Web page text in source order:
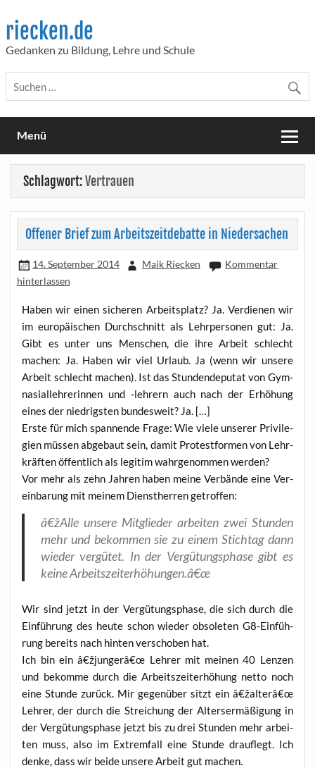
content
riecken.de
Gedanken zu Bildung, Lehre und Schule
Menü
Schlagwort:Vertrauen
Offener Brief zum Arbeitszeitdebatte in Niedersachen
14. September 2014 Maik Riecken
Kommentar
hinterlassen
Haben wir einen siche­ren Arbeits­platz? Ja. Ver­die­nen wir
im euro­päi­schen Durch­schnitt als Lehr­per­so­nen gut: Ja.
Gibt es unter uns Men­schen, die ihre Arbeit schlecht
machen: Ja. Haben wir viel Urlaub. Ja (wenn wir unse­re
Arbeit schlecht machen). Ist das Stun­den­de­pu­tat von Gym­
na­si­al­leh­re­rin­nen und ‑leh­rern auch nach der Erhö­hung
eines der nied­rigs­ten bun­des­weit? Ja. […]
Ers­te für mich span­nen­de Fra­ge: Wie vie­le unse­rer Pri­vi­le­
gi­en müs­sen abge­baut sein, damit Pro­test­for­men von Lehr­
kräf­ten öffent­lich als legi­tim wahr­ge­nom­men werden?
Vor mehr als zehn Jah­ren haben mei­ne Ver­bän­de eine Ver­
ein­ba­rung mit mei­nem Dienst­her­ren getroffen:
â€žAlle unse­re Mit­glie­der arbei­ten zwei Stun­den
mehr und bekom­men sie zu einem Stich­tag dann
wie­der ver­gü­tet. In der Ver­gü­tungs­pha­se gibt es
kei­ne Arbeitszeiterhöhungen.â€œ
Wir sind jetzt in der Ver­gü­tungs­pha­se, die sich durch die
Ein­füh­rung des heu­te schon wie­der obso­le­ten G8-Ein­füh­
rung bereits nach hin­ten ver­scho­ben hat.
Ich bin ein â€žjungerâ€œ Leh­rer mit mei­nen 40 Len­zen
und bekom­me durch die Arbeits­zeit­er­hö­hung net­to noch
eine Stun­de zurück. Mir gegen­über sitzt ein â€žalterâ€œ
Leh­rer, der durch die Strei­chung der Alters­er­mä­ßi­gung in
der Ver­gü­tungs­pha­se jetzt bis zu drei Stun­den mehr arbei­
ten muss, also im Extrem­fall eine Stun­de drauf­legt. Ich
den­ke, dass wir bei­de unse­re Arbeit gut machen.